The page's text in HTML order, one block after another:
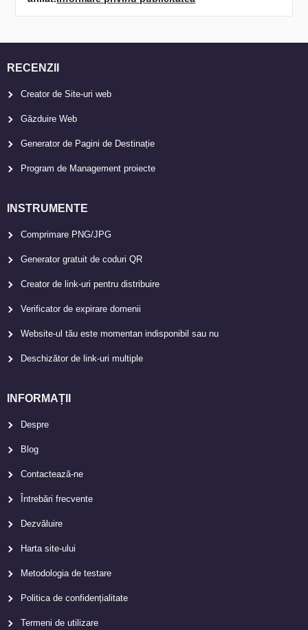
RECENZII
Creator de Site-uri web
Găzduire Web
Generator de Pagini de Destinație
Program de Management proiecte
INSTRUMENTE
Comprimare PNG/JPG
Generator gratuit de coduri QR
Creator de link-uri pentru distribuire
Verificator de expirare domenii
Website-ul tău este momentan indisponibil sau nu
Deschizător de link-uri multiple
INFORMAȚII
Despre
Blog
Contactează-ne
Întrebări frecvente
Dezvăluire
Harta site-ului
Metodologia de testare
Politica de confidențialitate
Termeni de utilizare